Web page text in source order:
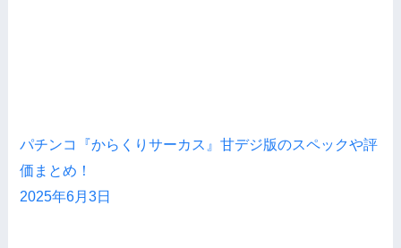
パチンコ『からくりサーカス』甘デジ版のスペックや評
価まとめ！
2025年6月3日